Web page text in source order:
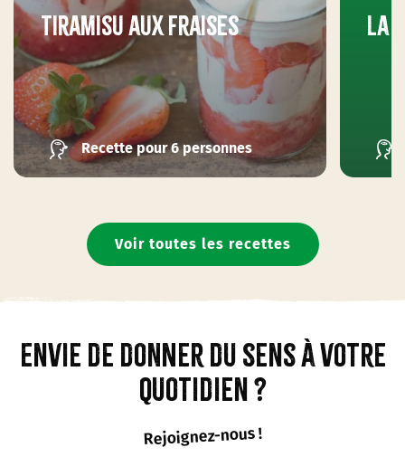
Tiramisu aux fraises
Recette pour 6 personnes
La
Voir toutes les recettes
Envie de donner du sens à votre
quotidien ?
Rejoignez-nous !